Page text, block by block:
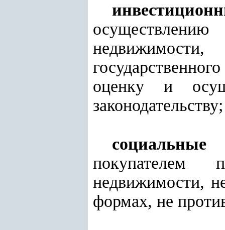
оценку и
законодательству;
социальные
покупателем
недвижимости,
формах, не